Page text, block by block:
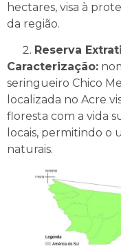
hectares, visa à
da região.
Reserva
Caracterização:
seringueiro Chico
localizada no Acre
floresta com a vida
locais, permitindo o
naturais.